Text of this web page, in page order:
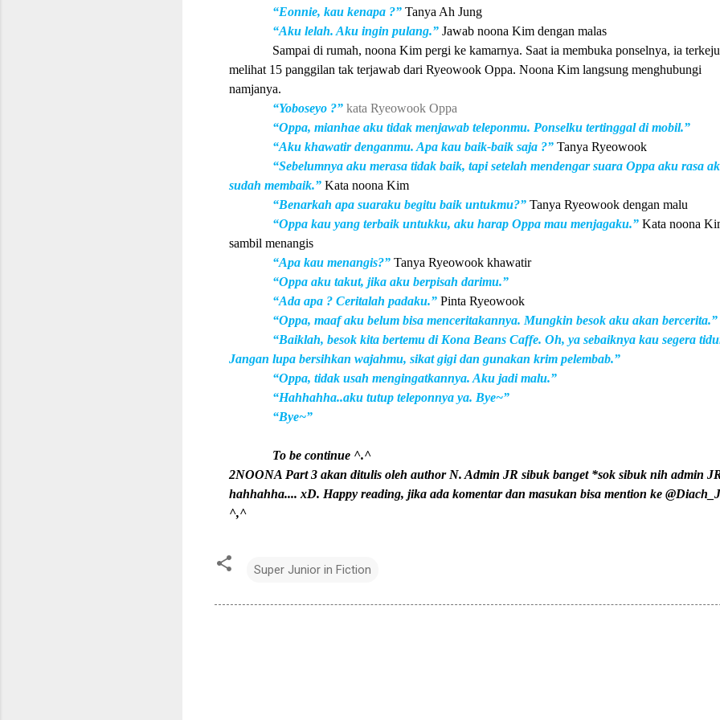
“Eonnie, kau kenapa ?” Tanya Ah Jung
“Aku lelah. Aku ingin pulang.” Jawab noona Kim dengan malas
Sampai di rumah, noona Kim pergi ke kamarnya. Saat ia membuka ponselnya, ia
melihat 15 panggilan tak terjawab dari Ryeowook Oppa. Noona Kim langsung menghubungi
namjanya.
“Yoboseyo ?” kata Ryeowook Oppa
“Oppa, mianhae aku tidak menjawab teleponmu. Ponselku tertinggal di mobil.”
“Aku khawatir denganmu. Apa kau baik-baik saja ?” Tanya Ryeowook
“Sebelumnya aku merasa tidak baik, tapi setelah mendengar suara Oppa aku rasa
sudah membaik.” Kata noona Kim
“Benarkah apa suaraku begitu baik untukmu?” Tanya Ryeowook dengan malu
“Oppa kau yang terbaik untukku, aku harap Oppa mau menjagaku.” Kata noona
sambil menangis
“Apa kau menangis?” Tanya Ryeowook khawatir
“Oppa aku takut, jika aku berpisah darimu.”
“Ada apa ? Ceritalah padaku.” Pinta Ryeowook
“Oppa, maaf aku belum bisa menceritakannya. Mungkin besok aku akan bercerita.”
“Baiklah, besok kita bertemu di Kona Beans Caffe. Oh, ya sebaiknya kau segera
Jangan lupa bersihkan wajahmu, sikat gigi dan gunakan krim pelembab.”
“Oppa, tidak usah mengingatkannya. Aku jadi malu.”
“Hahhahha..aku tutup teleponnya ya. Bye~”
“Bye~”
To be continue ^.^
2NOONA Part 3 akan ditulis oleh author N. Admin JR sibuk banget *sok sibuk nih admin
hahhahha.... xD. Happy reading, jika ada komentar dan masukan bisa mention ke
^,^
Super Junior in Fiction